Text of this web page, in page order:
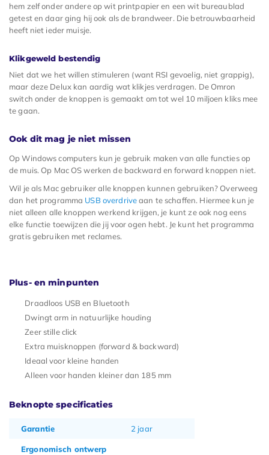
hem zelf onder andere op wit printpapier en een wit bureaublad
getest en daar ging hij ook als de brandweer. Die betrouwbaarheid
heeft niet ieder muisje.
Klikgeweld bestendig
Niet dat we het willen stimuleren (want RSI gevoelig, niet grappig),
maar deze Delux kan aardig wat klikjes verdragen. De Omron
switch onder de knoppen is gemaakt om tot wel 10 miljoen kliks mee
te gaan.
Ook dit mag je niet missen
Op Windows computers kun je gebruik maken van alle functies op
de muis. Op Mac OS werken de backward en forward knoppen niet.
Wil je als Mac gebruiker alle knoppen kunnen gebruiken? Overweeg
dan het programma USB overdriveaan te schaffen. Hiermee kun je
niet alleen alle knoppen werkend krijgen, je kunt ze ook nog eens
elke functie toewijzen die jij voor ogen hebt. Je kunt het programma
gratis gebruiken met reclames.
Plus- en minpunten
Draadloos USB en Bluetooth
Dwingt arm in natuurlijke houding
Zeer stille click
Extra muisknoppen (forward & backward)
Ideaal voor kleine handen
Alleen voor handen kleiner dan 185 mm
Beknopte specificaties
Garantie 2 jaar
Ergonomisch ontwerp